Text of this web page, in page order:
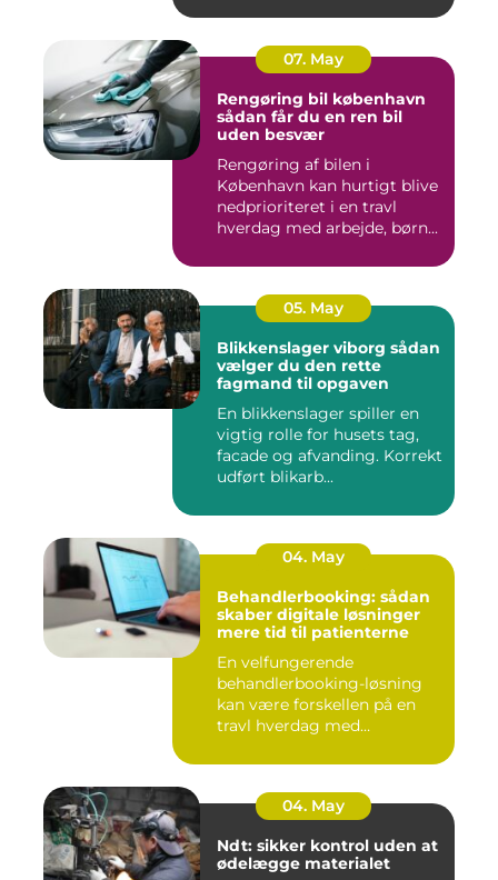
07. May
Rengøring bil københavn
sådan får du en ren bil
uden besvær
Rengøring af bilen i
København kan hurtigt blive
nedprioriteret i en travl
hverdag med arbejde, børn...
05. May
Blikkenslager viborg sådan
vælger du den rette
fagmand til opgaven
En blikkenslager spiller en
vigtig rolle for husets tag,
facade og afvanding. Korrekt
udført blikarb...
04. May
Behandlerbooking: sådan
skaber digitale løsninger
mere tid til patienterne
En velfungerende
behandlerbooking-løsning
kan være forskellen på en
travl hverdag med
04. May
Ndt: sikker kontrol uden at
ødelægge materialet